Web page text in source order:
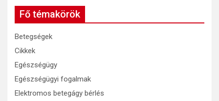
Fő témakörök
Betegségek
Cikkek
Egészségügy
Egészségügyi fogalmak
Elektromos betegágy bérlés